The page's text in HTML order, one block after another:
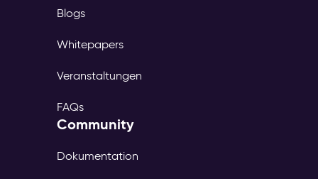
Blogs
Whitepapers
Veranstaltungen
FAQs
Community
Dokumentation